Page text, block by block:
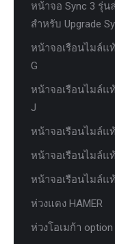
หน้าจอ Sync 3 รุ่น
สำหรับ Upgrade
หน้าจอเรือนไมล์แท้
G
หน้าจอเรือนไมล์แท้
J
หน้าจอเรือนไมล์แท้
หน้าจอเรือนไมล์แท้
หน้าจอเรือนไมล์แท้
ห่วงแดง HAMER
ห่วงโอเมก้า option